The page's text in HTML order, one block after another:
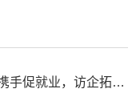
校地携手促就业，访企拓岗助成长——我校组织学生赴学而思开展校企交流活动